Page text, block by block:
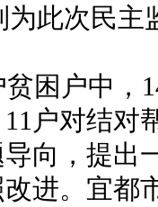
为此次民主
困户中，
户对结对
向，提出
进。宜都